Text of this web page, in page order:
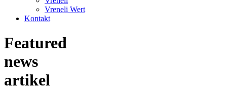
Vreneli Wert
Kontakt
Featured
news
artikel